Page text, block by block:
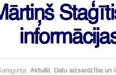
Aktuāli, Datu aizsardzība un